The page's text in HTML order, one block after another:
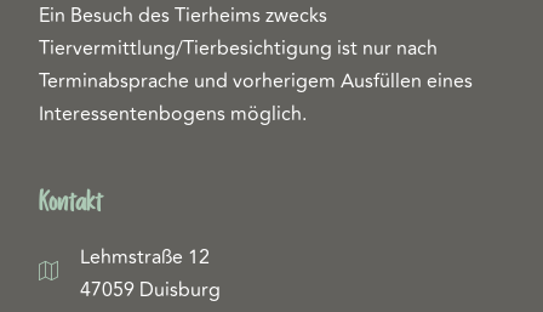
Ein Besuch des Tierheims zwecks
Tiervermittlung/Tierbesichtigung ist nur nach
Terminabsprache und vorherigem Ausfüllen eines
Interessentenbogens möglich.
Kontakt
Lehmstraße 12
47059 Duisburg